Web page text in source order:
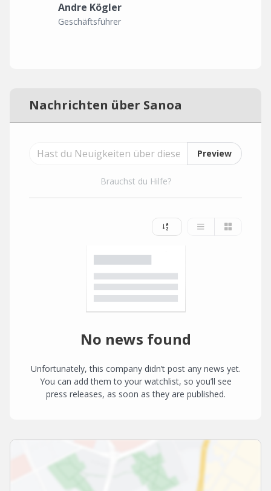
Andre Kögler
Geschäftsführer
Nachrichten über Sanoa
Preview
Brauchst du Hilfe?
No news found
Unfortunately, this company didn’t post any news yet.
You can add them to your watchlist, so you’ll see
press releases, as soon as they are published.